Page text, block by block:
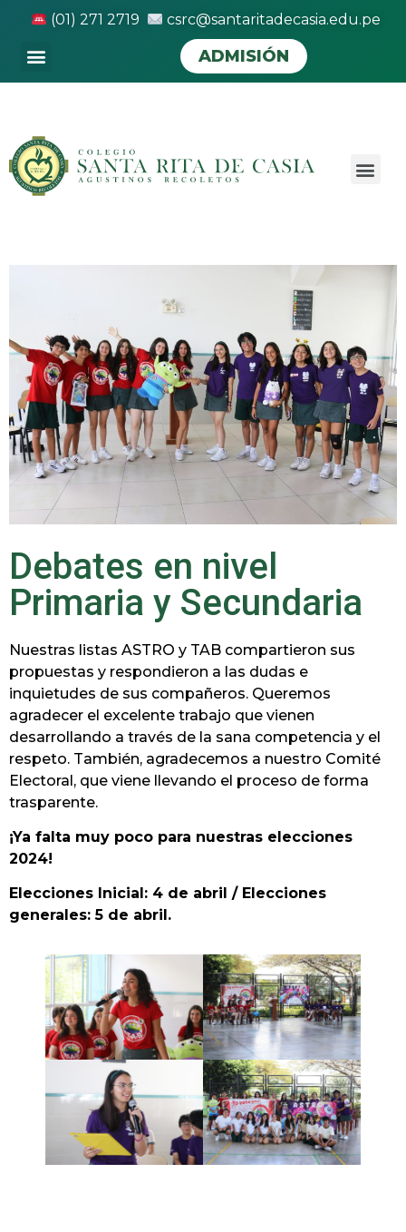
(01) 271 2719 csrc@santaritadecasia.edu.pe
ADMISIÓN
Debates en nivel
Primaria y Secundaria
Nuestras listas ASTRO y TAB compartieron sus
propuestas y respondieron a las dudas e
inquietudes de sus compañeros. Queremos
agradecer el excelente trabajo que vienen
desarrollando a través de la sana competencia y el
respeto. También, agradecemos a nuestro Comité
Electoral, que viene llevando el proceso de forma
trasparente.
¡Ya falta muy poco para nuestras elecciones
2024!
Elecciones Inicial: 4 de abril / Elecciones
generales: 5 de abril.